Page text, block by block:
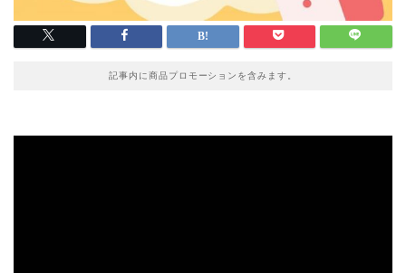
記事内に商品プロモーションを含みます。